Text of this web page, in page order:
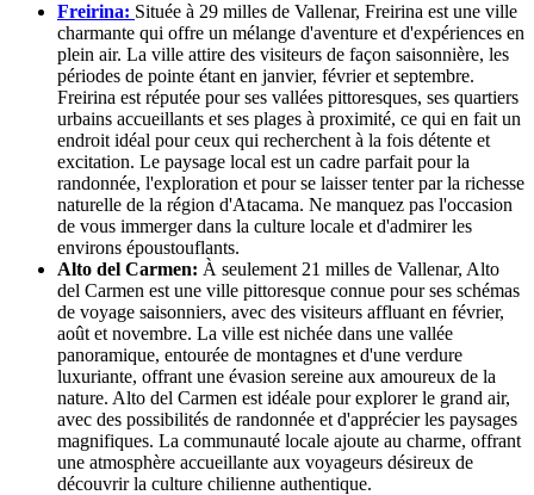
Freirina: Située à 29 milles de Vallenar, Freirina est une ville
charmante qui offre un mélange d'aventure et d'expériences en
plein air. La ville attire des visiteurs de façon saisonnière, les
périodes de pointe étant en janvier, février et septembre.
Freirina est réputée pour ses vallées pittoresques, ses quartiers
urbains accueillants et ses plages à proximité, ce qui en fait un
endroit idéal pour ceux qui recherchent à la fois détente et
excitation. Le paysage local est un cadre parfait pour la
randonnée, l'exploration et pour se laisser tenter par la richesse
naturelle de la région d'Atacama. Ne manquez pas l'occasion
de vous immerger dans la culture locale et d'admirer les
environs époustouflants.
Alto del Carmen: À seulement 21 milles de Vallenar, Alto
del Carmen est une ville pittoresque connue pour ses schémas
de voyage saisonniers, avec des visiteurs affluant en février,
août et novembre. La ville est nichée dans une vallée
panoramique, entourée de montagnes et d'une verdure
luxuriante, offrant une évasion sereine aux amoureux de la
nature. Alto del Carmen est idéale pour explorer le grand air,
avec des possibilités de randonnée et d'apprécier les paysages
magnifiques. La communauté locale ajoute au charme, offrant
une atmosphère accueillante aux voyageurs désireux de
découvrir la culture chilienne authentique.